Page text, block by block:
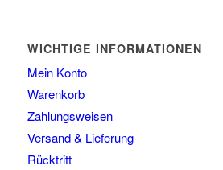
WICHTIGE INFORMATIONEN
Mein Konto
Warenkorb
Zahlungsweisen
Versand & Lieferung
Rücktritt